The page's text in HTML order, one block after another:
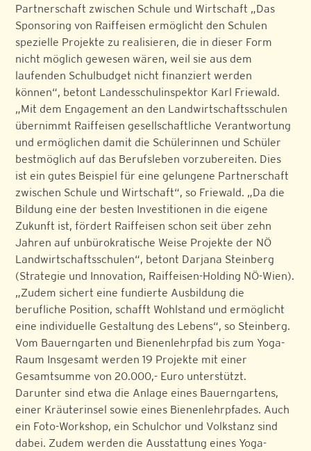
Partnerschaft zwischen Schule und Wirtschaft „Das
Sponsoring von Raiffeisen ermöglicht den Schulen
spezielle Projekte zu realisieren, die in dieser Form
nicht möglich gewesen wären, weil sie aus dem
laufenden Schulbudget nicht finanziert werden
können“, betont Landesschulinspektor Karl Friewald.
„Mit dem Engagement an den Landwirtschaftsschulen
übernimmt Raiffeisen gesellschaftliche Verantwortung
und ermöglichen damit die Schülerinnen und Schüler
bestmöglich auf das Berufsleben vorzubereiten. Dies
ist ein gutes Beispiel für eine gelungene Partnerschaft
zwischen Schule und Wirtschaft“, so Friewald. „Da die
Bildung eine der besten Investitionen in die eigene
Zukunft ist, fördert Raiffeisen schon seit über zehn
Jahren auf unbürokratische Weise Projekte der NÖ
Landwirtschaftsschulen“, betont Darjana Steinberg
(Strategie und Innovation, Raiffeisen-Holding NÖ-Wien).
„Zudem sichert eine fundierte Ausbildung die
berufliche Position, schafft Wohlstand und ermöglicht
eine individuelle Gestaltung des Lebens“, so Steinberg.
Vom Bauerngarten und Bienenlehrpfad bis zum Yoga-
Raum Insgesamt werden 19 Projekte mit einer
Gesamtsumme von 20.000,- Euro unterstützt.
Darunter sind etwa die Anlage eines Bauerngartens,
einer Kräuterinsel sowie eines Bienenlehrpfades. Auch
ein Foto-Workshop, ein Schulchor und Volkstanz sind
dabei. Zudem werden die Ausstattung eines Yoga-